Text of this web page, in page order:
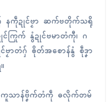
ဂှ် နကဵုဍုၚ်ဗၟာ ဆက်ဗတိုက်သရို
ကြုက် နွံဍုၚ်ဗမာတံကီု၊ ဂ
ဗၟာတံဂှ် ၜိုတ်အစောန်နွံ စဵုဒၞာ
ကူသာန်ဗၞိက်တံကဵု ဓလိုက်တမ်